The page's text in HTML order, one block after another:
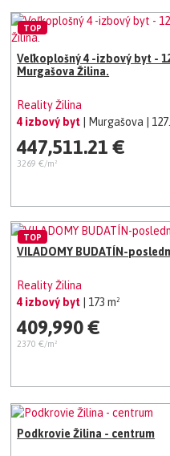
Veľkoplošný 4 -izbový byt -
Murgašova Žilina.
Reality Žilina
4 izbový byt
| Murgašova |
447,511.21 €
3269 €/m²
TOP
VILADOMY BUDATÍN-
Reality Žilina
4 izbový byt
| 173 m²
409,990 €
2370 €/m²
TOP
Podkrovie Žilina - centrum